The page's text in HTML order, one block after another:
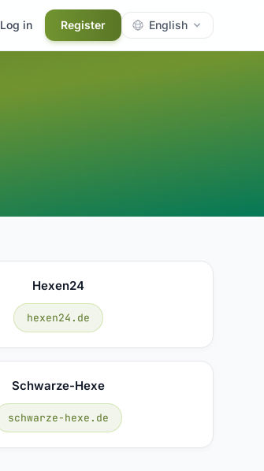
Log in Register English
Hexen24
hexen24.de
Schwarze-Hexe
schwarze-hexe.de